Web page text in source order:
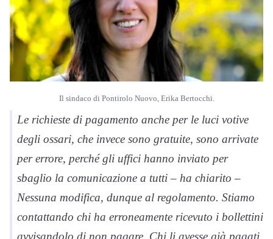
Il sindaco di Pontirolo Nuovo, Erika Bertocchi.
Le richieste di pagamento anche per le luci votive
degli ossari, che invece sono gratuite, sono arrivate
per errore, perché gli uffici hanno inviato per
sbaglio la comunicazione a tutti – ha chiarito –
Nessuna modifica, dunque al regolamento. Stiamo
contattando chi ha erroneamente ricevuto i bollettini
avvisandolo di non pagare. Chi li avesse già pagati,